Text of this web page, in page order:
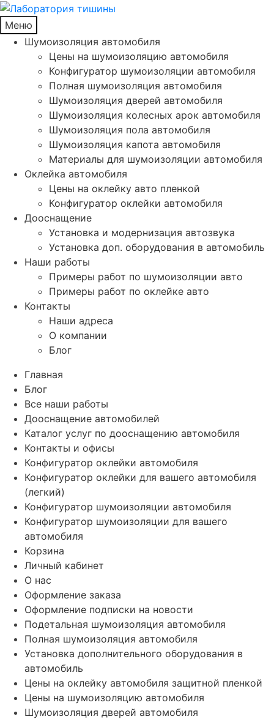
Меню
Шумоизоляция автомобиля
Цены на шумоизоляцию автомобиля
Конфигуратор шумоизоляции автомобиля
Полная шумоизоляция автомобиля
Шумоизоляция дверей автомобиля
Шумоизоляция колесных арок автомобиля
Шумоизоляция пола автомобиля
Шумоизоляция капота автомобиля
Материалы для шумоизоляции автомобиля
Оклейка автомобиля
Цены на оклейку авто пленкой
Конфигуратор оклейки автомобиля
Дооснащение
Установка и модернизация автозвука
Установка доп. оборудования в автомобиль
Наши работы
Примеры работ по шумоизоляции авто
Примеры работ по оклейке авто
Контакты
Наши адреса
О компании
Блог
Главная
Блог
Все наши работы
Дооснащение автомобилей
Каталог услуг по дооснащению автомобиля
Контакты и офисы
Конфигуратор оклейки автомобиля
Конфигуратор оклейки для вашего автомобиля
(легкий)
Конфигуратор шумоизоляции автомобиля
Конфигуратор шумоизоляции для вашего
автомобиля
Корзина
Личный кабинет
О нас
Оформление заказа
Оформление подписки на новости
Подетальная шумоизоляция автомобиля
Полная шумоизоляция автомобиля
Установка дополнительного оборудования в
автомобиль
Цены на оклейку автомобиля защитной пленкой
Цены на шумоизоляцию автомобиля
Шумоизоляция дверей автомобиля